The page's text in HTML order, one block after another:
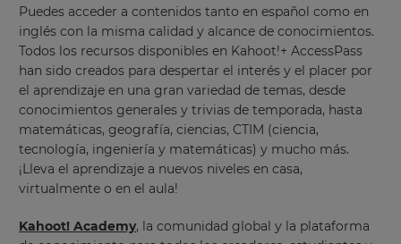
Puedes acceder a contenidos tanto en español como en
inglés con la misma calidad y alcance de conocimientos.
Todos los recursos disponibles en Kahoot!+ AccessPass
han sido creados para despertar el interés y el placer por
el aprendizaje en una gran variedad de temas, desde
conocimientos generales y trivias de temporada, hasta
matemáticas, geografía, ciencias, CTIM (ciencia,
tecnología, ingeniería y matemáticas) y mucho más.
¡Lleva el aprendizaje a nuevos niveles en casa,
virtualmente o en el aula!
Kahoot! Academy, la comunidad global y la plataforma